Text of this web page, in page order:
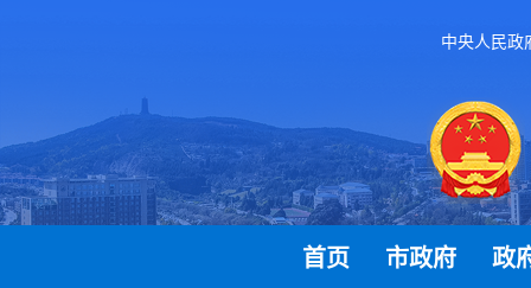
中央人民政
首页 市政府 政